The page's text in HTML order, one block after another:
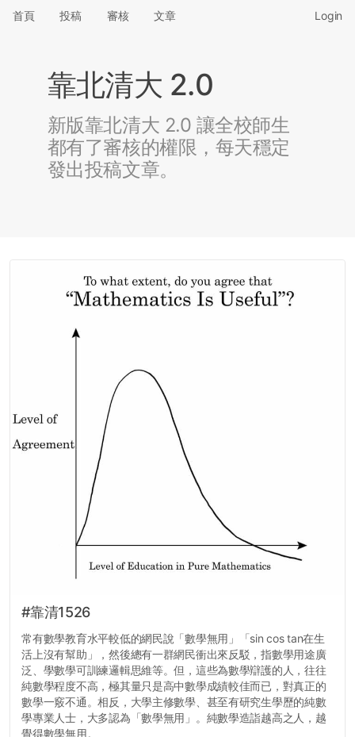
首頁 投稿 審核 文章 Login
靠北清大 2.0
新版靠北清大 2.0 讓全校師生
都有了審核的權限，每天穩定
發出投稿文章。
#靠清1526
常有數學教育水平較低的網民說「數學無用」「sin cos tan在生
活上沒有幫助」，然後總有一群網民衝出來反駁，指數學用途廣
泛、學數學可訓練邏輯思維等。但，這些為數學辯護的人，往往
純數學程度不高，極其量只是高中數學成績較佳而已，對真正的
數學一竅不通。相反，大學主修數學、甚至有研究生學歷的純數
學專業人士，大多認為「數學無用」。純數學造詣越高之人，越
覺得數學無用。